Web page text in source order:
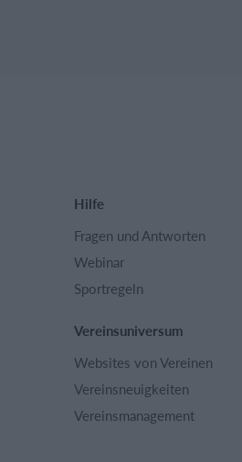
Hilfe
Fragen und Antworten
Webinar
Sportregeln
Vereinsuniversum
Websites von Vereinen
Vereinsneuigkeiten
Vereinsmanagement